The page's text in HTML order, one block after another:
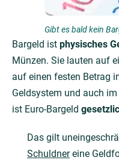
Gibt es bald kein
Bargeld ist physisches
Münzen. Sie lauten auf
auf einen festen Betrag
Geldsystem und auch
ist Euro-Bargeld
Das gilt
Schuldnereine